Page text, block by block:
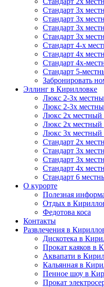
Стандарт 3х
Стандарт 3х
Стандарт 3х
Стандарт 3х
Стандарт 4-х
Стандарт 4х
Стандарт 4х-
Стандарт 5-
Забронировать
Эллинг в Кирилловке
Люкс 2-3х
Люкс 2-3х
Люкс 2х местный
Люкс 2х местный
Люкс 3х местный
Стандарт 2х
Стандарт 3х
Стандарт 3х
Стандарт 4х
Стандарт 6
О курорте
Полезная
Отдых в
Федотова коса
Контакты
Развлечения в
Дискотека в
Прокат каяков в
Аквапати в
Кальянная в
Пенное шоу в
Прокат